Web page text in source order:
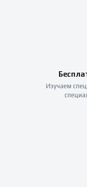
Изучаем